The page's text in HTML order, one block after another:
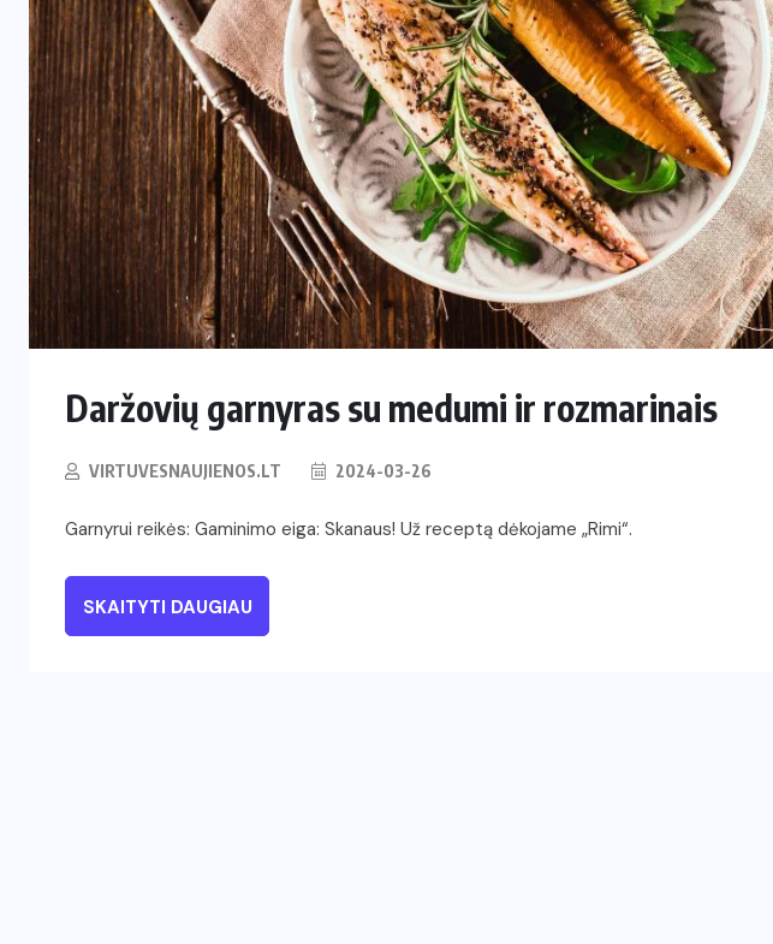
Daržovių garnyras su medumi ir rozmarinais
VIRTUVESNAUJIENOS.LT 2024-03-26
Garnyrui reikės: Gaminimo eiga: Skanaus! Už receptą dėkojame „Rimi“.
SKAITYTI DAUGIAU
RESTORANAI
Iš Australijos sugrįžusi Ema
Palangoje tieks pirmą tokią
Lietuvoje kavą ir arbatą
2026-06-08